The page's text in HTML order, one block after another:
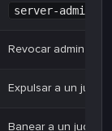
server-
Revocar admin
Expulsar a un
Banear a un jugador